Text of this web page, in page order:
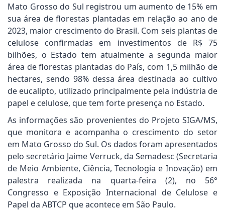
Mato Grosso do Sul registrou um aumento de 15% em
sua área de florestas plantadas em relação ao ano de
2023, maior crescimento do Brasil. Com seis plantas de
celulose confirmadas em investimentos de R$ 75
bilhões, o Estado tem atualmente a segunda maior
área de florestas plantadas do País, com 1,5 milhão de
hectares, sendo 98% dessa área destinada ao cultivo
de eucalipto, utilizado principalmente pela indústria de
papel e celulose, que tem forte presença no Estado.
As informações são provenientes do Projeto SIGA/MS,
que monitora e acompanha o crescimento do setor
em Mato Grosso do Sul. Os dados foram apresentados
pelo secretário Jaime Verruck, da Semadesc (Secretaria
de Meio Ambiente, Ciência, Tecnologia e Inovação) em
palestra realizada na quarta-feira (2), no 56°
Congresso e Exposição Internacional de Celulose e
Papel da ABTCP que acontece em São Paulo.